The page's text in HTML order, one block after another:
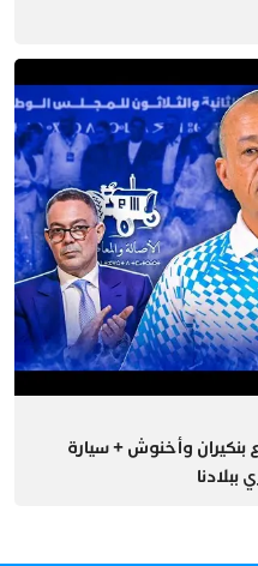
بنكيران وأخنوش + سيارة